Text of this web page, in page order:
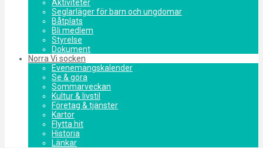
Aktiviteter
Seglarläger för barn och ungdomar
Båtplats
Bli medlem
Styrelse
Dokument
Norra Vi socken
Evenemangskalender
Se & göra
Sommarveckan
Kultur & livstil
Företag & tjänster
Kartor
Flytta hit
Historia
Länkar